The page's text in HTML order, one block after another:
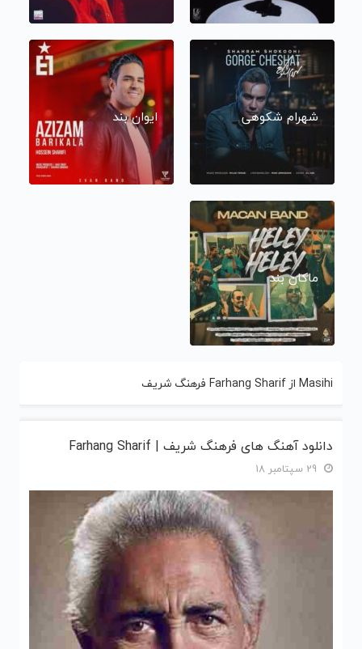
شهرام شکوهی ایوان بند
ماکان بند
Masihi از Farhang Sharif فرهنگ شریف
دانلود آهنگ های فرهنگ شریف | Farhang Sharif